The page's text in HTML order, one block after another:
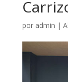
por admin |